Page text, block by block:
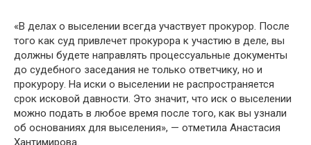
«В делах о выселении всегда участвует прокурор. После
того как суд привлечет прокурора к участию в деле, вы
должны будете направлять процессуальные документы
до судебного заседания не только ответчику, но и
прокурору. На иски о выселении не распространяется
срок исковой давности. Это значит, что иск о выселении
можно подать в любое время после того, как вы узнали
об основаниях для выселения», — отметила Анастасия
Хантимирова.